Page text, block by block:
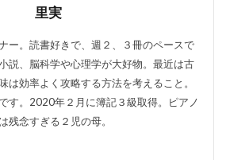
里実
ー。読書好きで、週２、３冊のペースで
説、脳科学や心理学が大好物。最近は古
は効率よく攻略する方法を考えること。
す。2020年２月に簿記３級取得。ピアノ
残念すぎる２児の母。